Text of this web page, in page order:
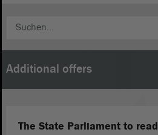
Additional offers
The State Parliament to read